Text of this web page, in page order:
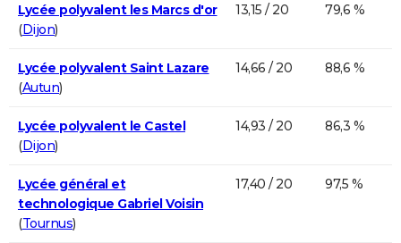
Lycée polyvalent les Marcs d'or
(Dijon)
13,15 / 20 79,6 %
Lycée polyvalent Saint Lazare
(Autun)
14,66 / 20 88,6 %
Lycée polyvalent le Castel
(Dijon)
14,93 / 20 86,3 %
Lycée général et
technologique Gabriel Voisin
(Tournus)
17,40 / 20 97,5 %